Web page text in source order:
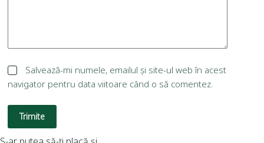
Salvează-mi numele, emailul și site-ul web în acest
navigator pentru data viitoare când o să comentez.
Trimite